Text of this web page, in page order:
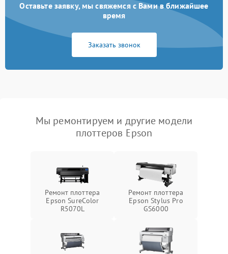
Оставьте заявку, мы свяжемся с Вами в ближайшее
время
Заказать звонок
Мы ремонтируем и другие модели
плоттеров Epson
Ремонт плоттера
Epson SureColor
R5070L
Ремонт плоттера
Epson Stylus Pro
GS6000